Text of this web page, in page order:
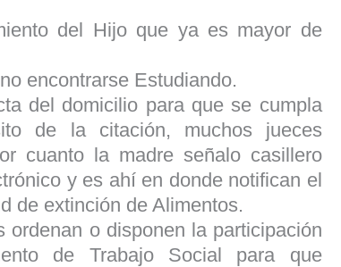
del Hijo que ya es mayor de
encontrarse Estudiando.
del domicilio para que se cumpla
de la citación, muchos jueces
cuanto la madre señalo casillero
y es ahí en donde notifican el
de extinción de Alimentos.
ordenan o disponen la participación
de Trabajo Social para que